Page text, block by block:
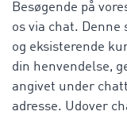
Besøgende på
os via chat.
og eksisterende
din henvendelse,
angivet under
adresse. Udover